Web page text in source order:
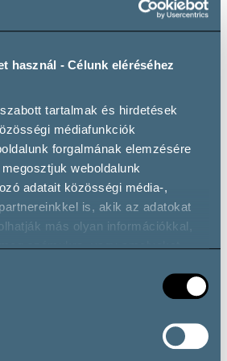
használ - Célunk eléréséhez
tartalmak és hirdetések
médiafunkciók
forgalmának elemzésére
weboldalunk
adatait közösségi média-,
is, akik az adatokat
más olyan információkkal,
számukra, vagy amelyeket
card Payment by SZÉP card
Private parking